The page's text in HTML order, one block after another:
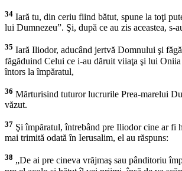
34 Iară tu, din ceriu fiind bătut, spune la toţi
lui Dumnezeu”. Şi, după ce au zis aceastea, s-
35 Iară Iliodor, aducând jertvă Domnului şi
făgăduind Celui ce i-au dăruit viiaţa şi lui
întors la împăratul,
36 Mărturisind tuturor lucrurile Prea-marelui
văzut.
37 Şi împăratul, întrebând pre Iliodor cine ar fi
mai trimită odată în Ierusalim, el au răspuns:
38 „De ai pre cineva vrăjmaş sau pânditoriu